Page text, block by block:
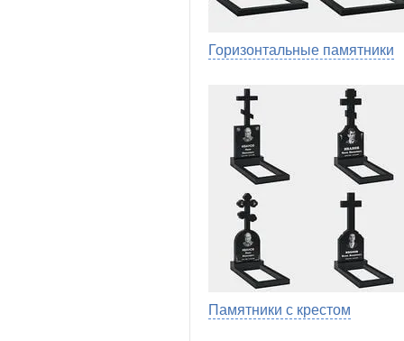
Горизонтальные памятники
Памятники с крестом